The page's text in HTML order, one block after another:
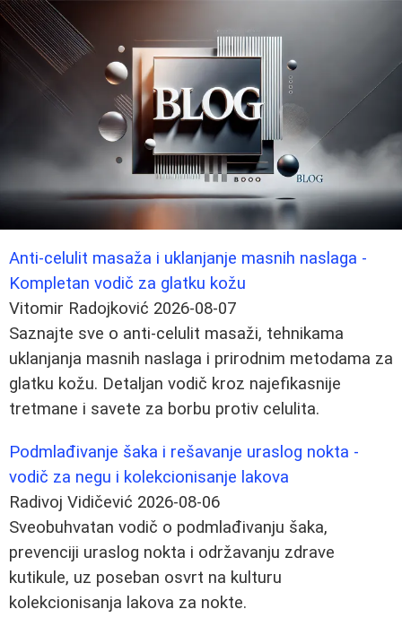
Anti-celulit masaža i uklanjanje masnih naslaga -
Kompletan vodič za glatku kožu
Vitomir Radojković 2026-08-07
Saznajte sve o anti-celulit masaži, tehnikama
uklanjanja masnih naslaga i prirodnim metodama za
glatku kožu. Detaljan vodič kroz najefikasnije
tretmane i savete za borbu protiv celulita.
Podmlađivanje šaka i rešavanje uraslog nokta -
vodič za negu i kolekcionisanje lakova
Radivoj Vidičević 2026-08-06
Sveobuhvatan vodič o podmlađivanju šaka,
prevenciji uraslog nokta i održavanju zdrave
kutikule, uz poseban osvrt na kulturu
kolekcionisanja lakova za nokte.